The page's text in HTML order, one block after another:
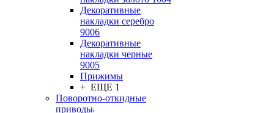
Декоративные
накладки серебро
9006
Декоративные
накладки черные
9005
Прижимы
+ ЕЩЕ 1
Поворотно-откидные
приводы